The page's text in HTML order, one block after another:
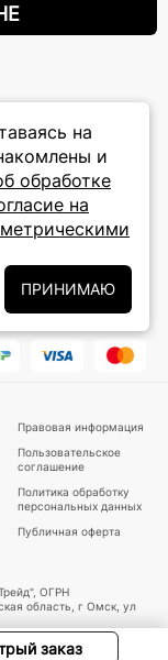
заказ
на
и
обработке
на
ПРИНИМАЮ
на новости
согласие на их
Правовая информация
Пользовательское
соглашение
Политика обработку
персональных данных
Публичная оферта
ОГРН
область, г Омск, ул